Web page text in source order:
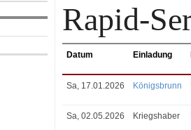
Rapid-
Datum Einladung
Sa, 17.01.2026 Königsbrunn
Sa, 02.05.2026 Kriegshaber